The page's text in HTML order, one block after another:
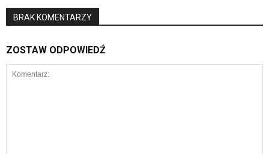
BRAK KOMENTARZY
ZOSTAW ODPOWIEDŹ